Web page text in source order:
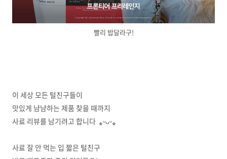
빨리 밥달라구!
이 세상 모든 털친구들이
맛있게 냠냠하는 제품 찾을 때까지
사료 리뷰를 남기려고 합니다 ⁎ᵕᴗᵕ⁎
사료 잘 안 먹는 입 짧은 털친구